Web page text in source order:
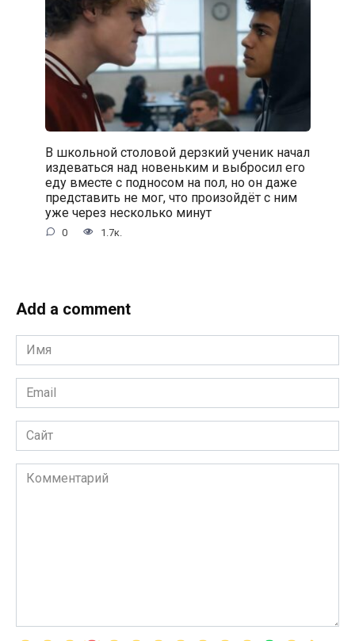
В школьной столовой дерзкий ученик начал
издеваться над новеньким и выбросил его
еду вместе с подносом на пол, но он даже
представить не мог, что произойдёт с ним
уже через несколько минут
0 1.7к.
Add a comment
Имя
*
Email
*
Сайт
Комментарий